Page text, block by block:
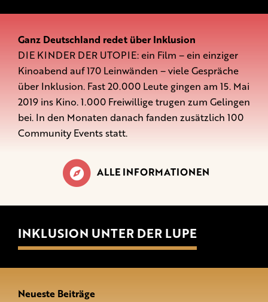
Ganz Deutschland redet über Inklusion
DIE KINDER DER UTOPIE: ein Film – ein einziger
Kinoabend auf 170 Leinwänden – viele Gespräche
über Inklusion. Fast 20.000 Leute gingen am 15. Mai
2019 ins Kino. 1.000 Freiwillige trugen zum Gelingen
bei. In den Monaten danach fanden zusätzlich 100
Community Events statt.
ALLE INFORMATIONEN
INKLUSION UNTER DER LUPE
Neueste Beiträge